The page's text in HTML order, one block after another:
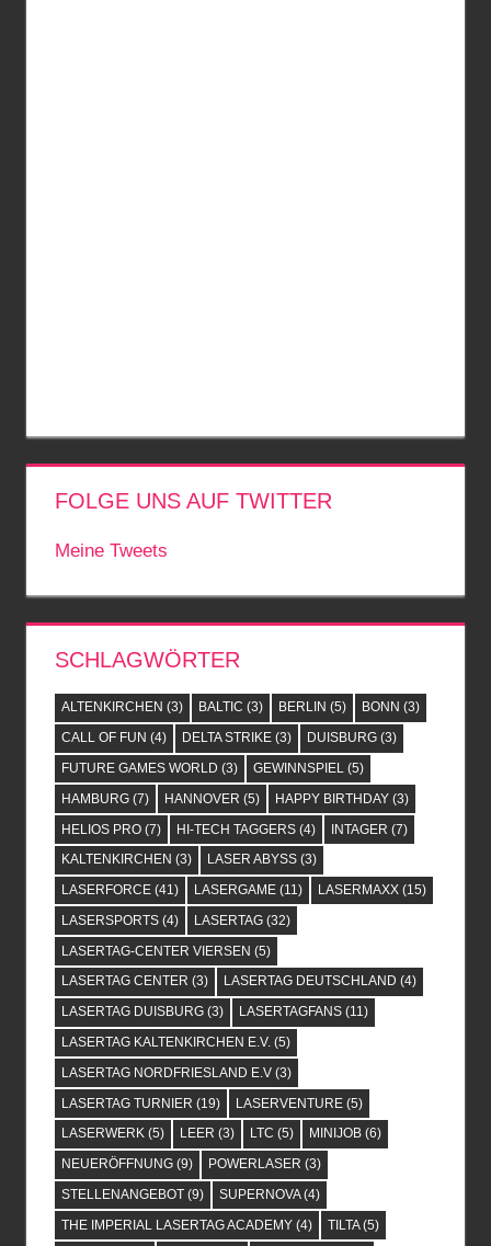
FOLGE UNS AUF TWITTER
Meine Tweets
SCHLAGWÖRTER
ALTENKIRCHEN (3) BALTIC (3) BERLIN (5) BONN (3)
CALL OF FUN (4) DELTA STRIKE(3) DUISBURG(3)
FUTURE GAMES WORLD (3) GEWINNSPIEL(5)
HAMBURG(7) HANNOVER (5) HAPPY BIRTHDAY(3)
HELIOS PRO(7) HI-TECH TAGGERS(4) INTAGER (7)
KALTENKIRCHEN (3) LASER ABYSS(3)
LASERFORCE(41) LASERGAME(11) LASERMAXX(15)
LASERSPORTS(4) LASERTAG(32)
LASERTAG-CENTER VIERSEN (5)
LASERTAG CENTER (3) LASERTAG DEUTSCHLAND (4)
LASERTAG DUISBURG(3) LASERTAGFANS(11)
LASERTAG KALTENKIRCHEN E.V.(5)
LASERTAG NORDFRIESLAND E.V(3)
LASERTAG TURNIER (19) LASERVENTURE(5)
LASERWERK(5) LEER (3) LTC (5) MINIJOB(6)
NEUERÖFFNUNG(9) POWERLASER (3)
STELLENANGEBOT(9) SUPERNOVA(4)
THE IMPERIAL LASERTAG ACADEMY(4) TILTA(5)